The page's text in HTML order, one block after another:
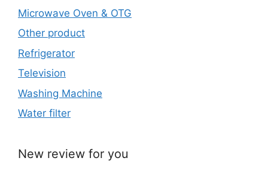
Microwave Oven & OTG
Other product
Refrigerator
Television
Washing Machine
Water filter
New review for you